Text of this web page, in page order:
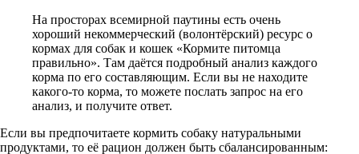
На просторах всемирной паутины есть очень
хороший некоммерческий (волонтёрский) ресурс о
кормах для собак и кошек «Кормите питомца
правильно». Там даётся подробный анализ каждого
корма по его составляющим. Если вы не находите
какого-то корма, то можете послать запрос на его
анализ, и получите ответ.
Если вы предпочитаете кормить собаку натуральными
продуктами, то её рацион должен быть сбалансированным: